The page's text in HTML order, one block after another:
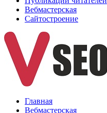
Вебмастерская
Сайтостроение
Главная
Вебмастерская